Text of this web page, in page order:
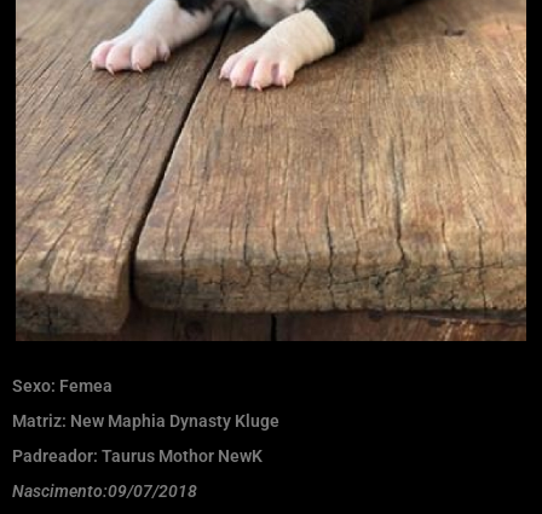
Sexo: Femea
Matriz: New Maphia Dynasty Kluge
Padreador: Taurus Mothor NewK
Nascimento:09/07/2018